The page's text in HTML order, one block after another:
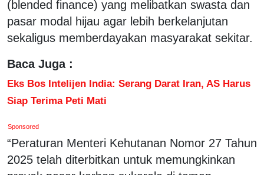
(blended finance) yang melibatkan swasta dan
pasar modal hijau agar lebih berkelanjutan
sekaligus memberdayakan masyarakat sekitar.
Baca Juga :
Eks Bos Intelijen India: Serang Darat Iran, AS Harus
Siap Terima Peti Mati
Sponsored
“Peraturan Menteri Kehutanan Nomor 27 Tahun
2025 telah diterbitkan untuk memungkinkan